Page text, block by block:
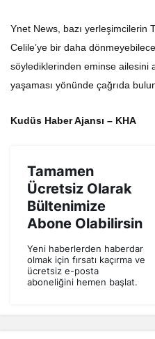
Ynet News, bazı yerleşimcilerin
Celile’ye bir daha
söylediklerinden eminse ailesini
yaşaması yönünde çağrıda
Kudüs Haber Ajansı – KHA
Tamamen
Ücretsiz Olarak
Bültenimize
Abone Olabilirsin
Yeni haberlerden haberdar
olmak için fırsatı kaçırma ve
ücretsiz e-posta
aboneliğini hemen başlat.